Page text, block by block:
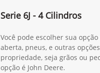
Serie 6J - 4 Cilindros
Você pode escolher sua
aberta, pneus, e outras
propriedade, seja grãos ou
opção é John Deere.